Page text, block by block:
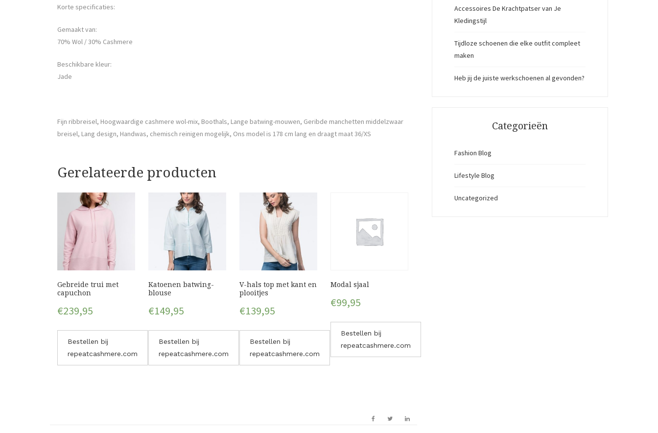
Korte specificaties:
Gemaakt van:
70% Wol / 30% Cashmere
Beschikbare kleur:
Jade
Fijn ribbreisel, Hoogwaardige cashmere wol-mix, Boothals, Lange batwing-mouwen, Geribde manchetten middelzwaar
breisel, Lang design, Handwas, chemisch reinigen mogelijk, Ons model is 178 cm lang en draagt maat 36/XS
Gerelateerde producten
Gebreide trui met
capuchon
€239,95
Bestellen bij
repeatcashmere.com
Katoenen batwing-
blouse
€149,95
Bestellen bij
repeatcashmere.com
V-hals top met kant en
plooitjes
€139,95
Bestellen bij
repeatcashmere.com
Modal sjaal
€99,95
Bestellen bij
repeatcashmere.com
Accessoires De Krachtpatser van Je
Kledingstijl
Tijdloze schoenen die elke outfit compleet
maken
Heb jij de juiste werkschoenen al gevonden?
Categorieën
Fashion Blog
Lifestyle Blog
Uncategorized